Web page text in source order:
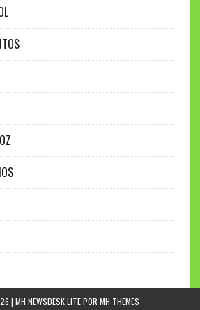
| MH NEWSDESK LITE POR MH THEMES